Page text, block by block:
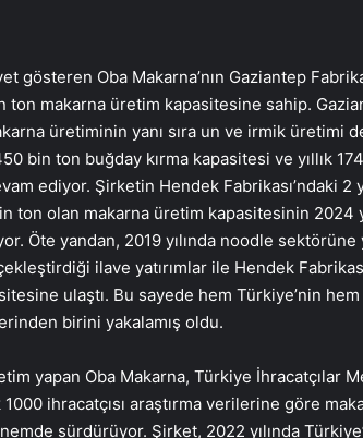
gösteren Oba Makarna’nın Gaziantep
ton makarna üretim kapasitesine sahip.
üretiminin yanı sıra un ve irmik üretimi
bin ton buğday kırma kapasitesi ve yıllık
ediyor. Şirketin Hendek Fabrikası’ndaki 2
ton olan makarna üretim kapasitesinin 2024
Öte yandan, 2019 yılında noodle sektörüne
ilave yatırımlar ile Hendek
ulaştı. Bu sayede hem Türkiye’nin hem
birini yakalamış oldu.
yapan Oba Makarna, Türkiye İhracatçılar
ihracatçısı araştırma verilerine göre
sürdürüyor. Şirket, 2022 yılında